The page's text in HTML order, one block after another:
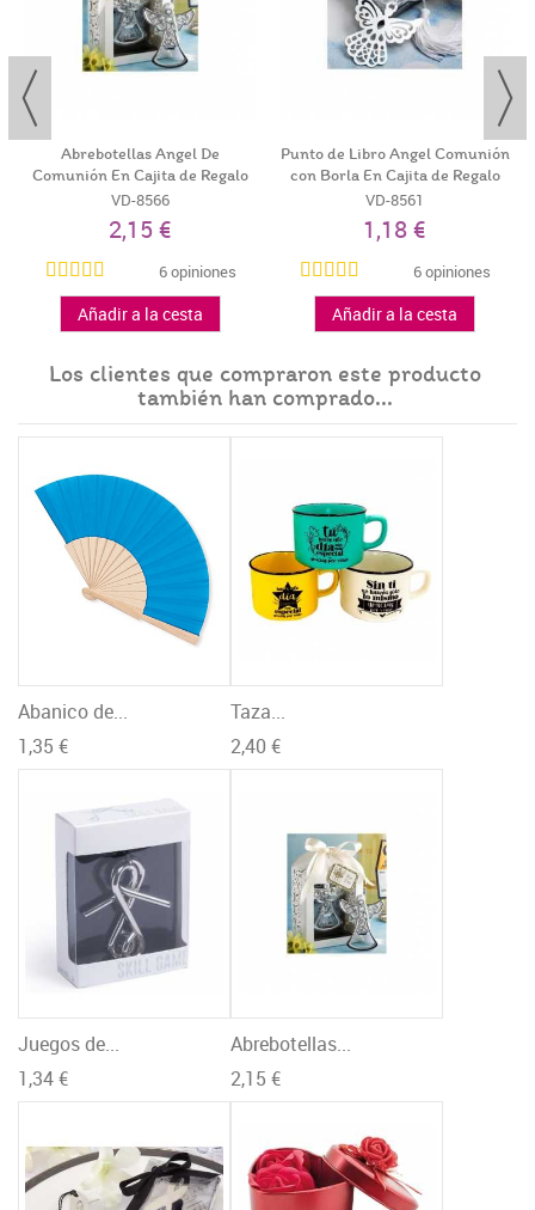
Abrebotellas Angel De
Comunión En Cajita de Regalo
-...
VD-8566
2,15 €
6 opiniones
Añadir a la cesta
Punto de Libro Angel Comunión
con Borla En Cajita de Regalo
VD-8561
1,18 €
6 opiniones
Añadir a la cesta
Los clientes que compraron este producto
también han comprado...
Abanico de...
1,35 €
Taza...
2,40 €
Juegos de...
1,34 €
Abrebotellas...
2,15 €